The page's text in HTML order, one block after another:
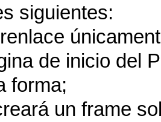
siguientes:
de inicio del
forma;
un frame